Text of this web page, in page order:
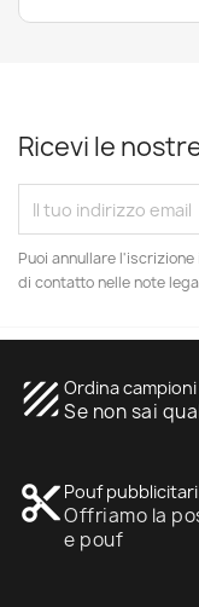
Ricevi le
Puoi annullare
di contatto nelle note
texture Ordina
Se non sai
content_cut Pouf
Offriamo la
e pouf